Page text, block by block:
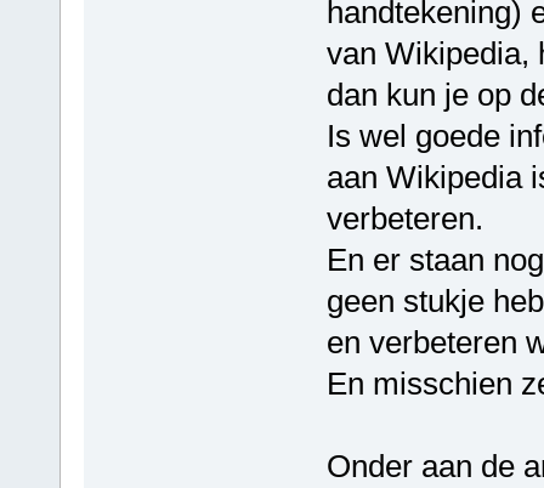
handtekening)
van Wikipedia,
dan kun je op
Is wel goede
aan Wikipedia
verbeteren.
En er staan
geen stukje
en verbeteren
En misschien
Onder aan de